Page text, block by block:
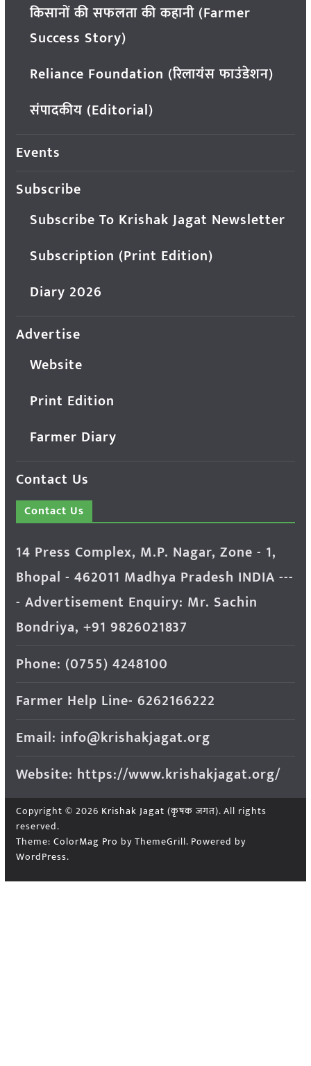
किसानों की सफलता की कहानी (Farmer
Success Story)
Reliance Foundation (रिलायंस फाउंडेशन)
संपादकीय (Editorial)
Events
Subscribe
Subscribe To Krishak Jagat Newsletter
Subscription (Print Edition)
Diary 2026
Advertise
Website
Print Edition
Farmer Diary
Contact Us
Contact Us
14 Press Complex, M.P. Nagar, Zone - 1,
Bhopal - 462011 Madhya Pradesh INDIA ---
- Advertisement Enquiry: Mr. Sachin
Bondriya, +91 9826021837
Phone: (0755) 4248100
Farmer Help Line- 6262166222
Email: info@krishakjagat.org
Website: https://www.krishakjagat.org/
Copyright © 2026 Krishak Jagat (कृषक जगत). All rights
reserved.
Theme: ColorMag Pro by ThemeGrill. Powered by
WordPress.